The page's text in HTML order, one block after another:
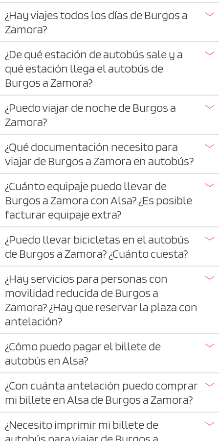
¿Hay viajes todos los días de Burgos a
Zamora?
¿De qué estación de autobús sale y a
qué estación llega el autobús de
Burgos a Zamora?
¿Puedo viajar de noche de Burgos a
Zamora?
¿Qué documentación necesito para
viajar de Burgos a Zamora en autobús?
¿Cuánto equipaje puedo llevar de
Burgos a Zamora con Alsa? ¿Es posible
facturar equipaje extra?
¿Puedo llevar bicicletas en el autobús
de Burgos a Zamora? ¿Cuánto cuesta?
¿Hay servicios para personas con
movilidad reducida de Burgos a
Zamora? ¿Hay que reservar la plaza con
antelación?
¿Cómo puedo pagar el billete de
autobús en Alsa?
¿Con cuánta antelación puedo comprar
mi billete en Alsa de Burgos a Zamora?
¿Necesito imprimir mi billete de